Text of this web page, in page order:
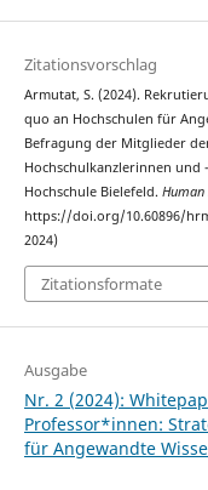
Zitationsvorschlag
Armutat, S. (2024).
quo an Hochschulen für
Befragung der Mitglieder
Hochschulkanzlerinnen und
Hochschule Bielefeld. Human
https://doi.org/10.60896/
2024)
Zitationsformate
Ausgabe
Nr. 2 (2024):
Professor*innen:
für Angewandte